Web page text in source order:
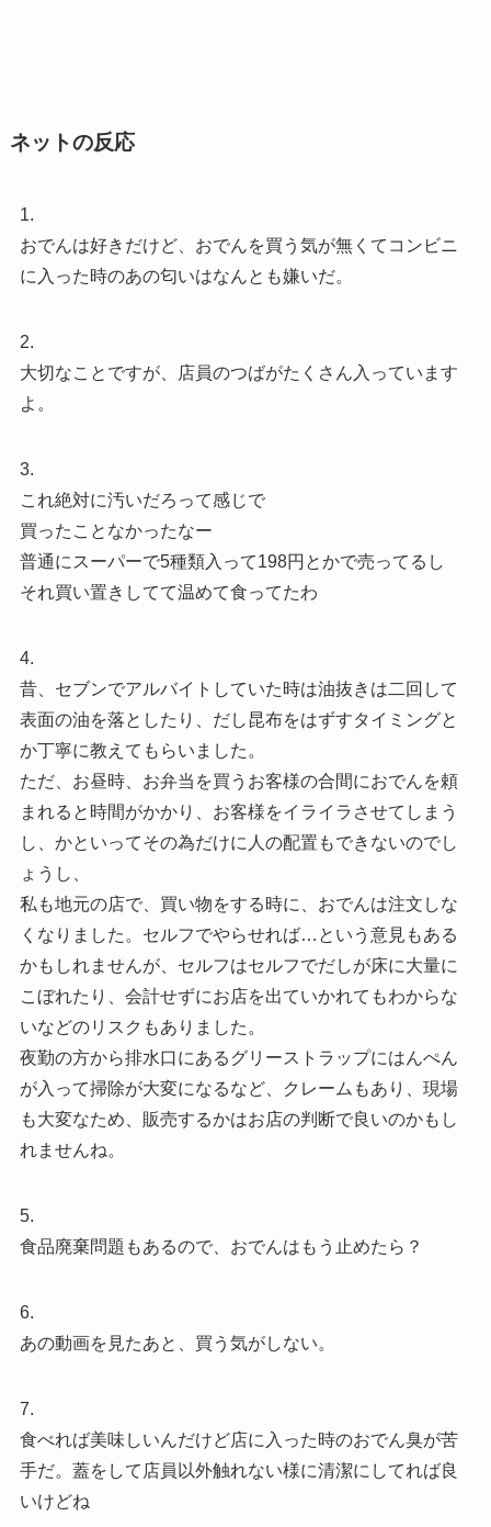
ネットの反応
1.
おでんは好きだけど、おでんを買う気が無くてコンビニ
に入った時のあの匂いはなんとも嫌いだ。
2.
大切なことですが、店員のつばがたくさん入っています
よ。
3.
これ絶対に汚いだろって感じで
買ったことなかったなー
普通にスーパーで5種類入って198円とかで売ってるし
それ買い置きしてて温めて食ってたわ
4.
昔、セブンでアルバイトしていた時は油抜きは二回して
表面の油を落としたり、だし昆布をはずすタイミングと
か丁寧に教えてもらいました。
ただ、お昼時、お弁当を買うお客様の合間におでんを頼
まれると時間がかかり、お客様をイライラさせてしまう
し、かといってその為だけに人の配置もできないのでし
ょうし、
私も地元の店で、買い物をする時に、おでんは注文しな
くなりました。セルフでやらせれば…という意見もある
かもしれませんが、セルフはセルフでだしが床に大量に
こぼれたり、会計せずにお店を出ていかれてもわからな
いなどのリスクもありました。
夜勤の方から排水口にあるグリーストラップにはんぺん
が入って掃除が大変になるなど、クレームもあり、現場
も大変なため、販売するかはお店の判断で良いのかもし
れませんね。
5.
食品廃棄問題もあるので、おでんはもう止めたら？
6.
あの動画を見たあと、買う気がしない。
7.
食べれば美味しいんだけど店に入った時のおでん臭が苦
手だ。蓋をして店員以外触れない様に清潔にしてれば良
いけどね